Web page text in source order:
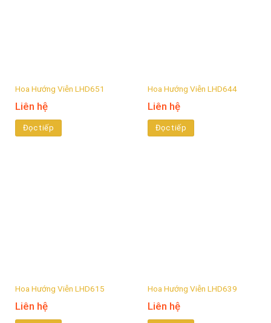
Hoa Hướng Viễn LHD651
Liên hệ
Đọc tiếp
Hoa Hướng Viễn LHD644
Liên hệ
Đọc tiếp
Hoa Hướng Viễn LHD615
Liên hệ
Hoa Hướng Viễn LHD639
Liên hệ